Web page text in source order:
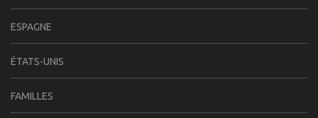
ESPAGNE
ÉTATS-UNIS
FAMILLES